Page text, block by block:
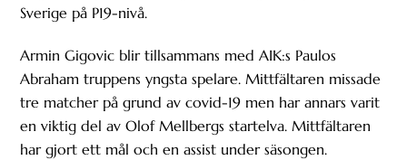
Sverige på P19-nivå.
Armin Gigovic blir tillsammans med AIK:s Paulos
Abraham truppens yngsta spelare. Mittfältaren missade
tre matcher på grund av covid-19 men har annars varit
en viktig del av Olof Mellbergs startelva. Mittfältaren
har gjort ett mål och en assist under säsongen.